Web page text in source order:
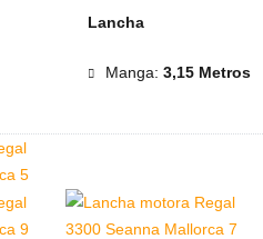
Lancha
Manga: 3,15 Metros